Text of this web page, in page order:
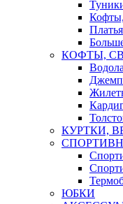
Кофты,
КОФТЫ,
КУРТКИ,
ЮБКИ